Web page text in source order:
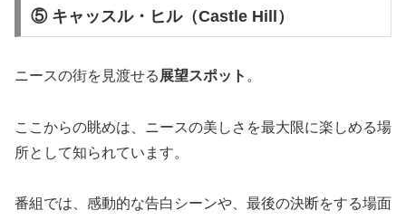
⑤ キャッスル・ヒル（Castle Hill）
ニースの街を見渡せる 展望スポット 。
ここからの眺めは、ニースの美しさを最大限に楽しめる場
所として知られています。
番組では、感動的な告白シーンや、最後の決断をする場面